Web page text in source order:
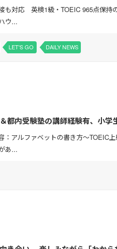
これまでに留学やワー...
も対応 英検1級・TOEIC 965点保
ウ...
LET'S GO DAILY NEWS
都内受験塾の講師経験有、小
：アルファベットの書き方〜TOEIC
あ...